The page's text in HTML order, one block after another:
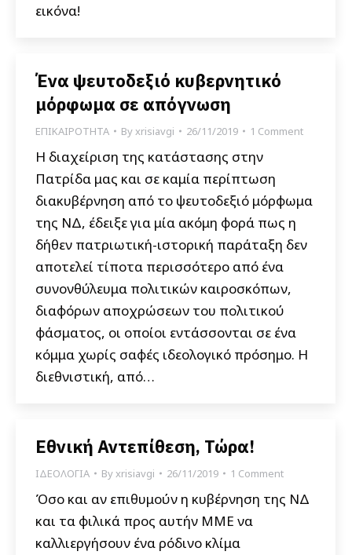
εικόνα!
Ένα ψευτοδεξιό κυβερνητικό
μόρφωμα σε απόγνωση
ΕΠΙΚΑΙΡΟΤΗΤΑ Byxrisiavgi 26/11/2019 1 Comment
Η διαχείριση της κατάστασης στην
Πατρίδα μας και σε καμία περίπτωση
διακυβέρνηση από το ψευτοδεξιό μόρφωμα
της ΝΔ, έδειξε για μία ακόμη φορά πως η
δήθεν πατριωτική-ιστορική παράταξη δεν
αποτελεί τίποτα περισσότερο από ένα
συνονθύλευμα πολιτικών καιροσκόπων,
διαφόρων αποχρώσεων του πολιτικού
φάσματος, οι οποίοι εντάσσονται σε ένα
κόμμα χωρίς σαφές ιδεολογικό πρόσημο. Η
διεθνιστική, από…
Εθνική Αντεπίθεση, Τώρα!
ΙΔΕΟΛΟΓΙΑ Byxrisiavgi 26/11/2019 1 Comment
Όσο και αν επιθυμούν η κυβέρνηση της ΝΔ
και τα φιλικά προς αυτήν ΜΜΕ να
καλλιεργήσουν ένα ρόδινο κλίμα